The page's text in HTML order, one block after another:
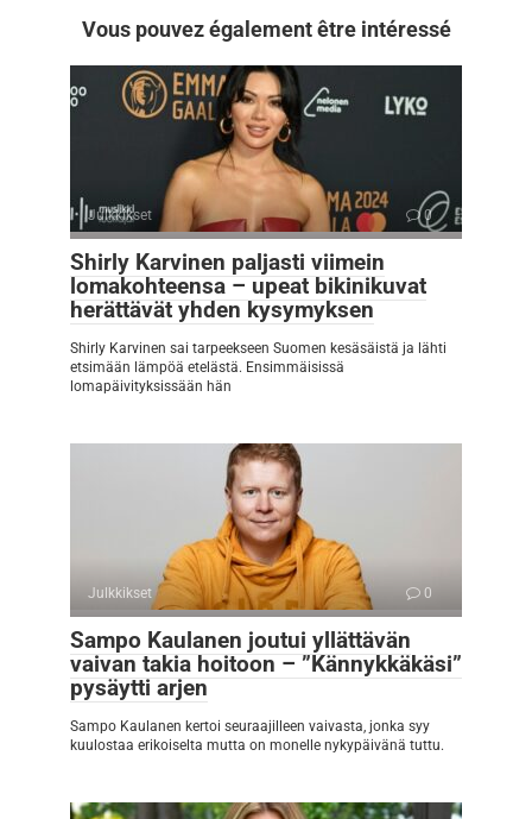
Vous pouvez également être intéressé
Julkkikset 0
Shirly Karvinen paljasti viimein
lomakohteensa – upeat bikinikuvat
herättävät yhden kysymyksen
Shirly Karvinen sai tarpeekseen Suomen kesäsäistä ja lähti
etsimään lämpöä etelästä. Ensimmäisissä
lomapäivityksissään hän
Julkkikset 0
Sampo Kaulanen joutui yllättävän
vaivan takia hoitoon – ”Kännykkäkäsi”
pysäytti arjen
Sampo Kaulanen kertoi seuraajilleen vaivasta, jonka syy
kuulostaa erikoiselta mutta on monelle nykypäivänä tuttu.